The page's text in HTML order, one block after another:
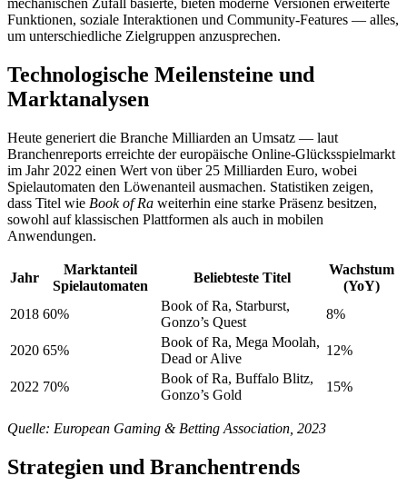
Funktionen, soziale Interaktionen und Community-Features — alles,
um unterschiedliche Zielgruppen anzusprechen.
Technologische Meilensteine und
Marktanalysen
Heute generiert die Branche Milliarden an Umsatz — laut
Branchenreports erreichte der europäische Online-Glücksspielmarkt
im Jahr 2022 einen Wert von über 25 Milliarden Euro, wobei
Spielautomaten den Löwenanteil ausmachen. Statistiken zeigen,
dass Titel wie Book of Ra weiterhin eine starke Präsenz besitzen,
sowohl auf klassischen Plattformen als auch in mobilen
Anwendungen.
Jahr
Marktanteil
Spielautomaten
Beliebteste Titel
Wachstum
(YoY)
2018 60%
Book of Ra, Starburst,
Gonzo’s Quest
8%
2020 65%
Book of Ra, Mega Moolah,
Dead or Alive
12%
2022 70%
Book of Ra, Buffalo Blitz,
Gonzo’s Gold
15%
Quelle: European Gaming & Betting Association, 2023
Strategien und Branchentrends